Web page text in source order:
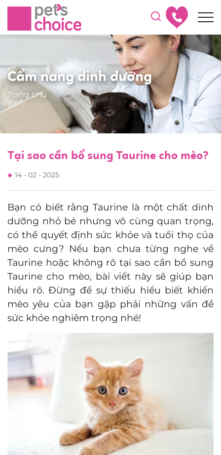
Cẩm nang dinh dưỡng
Trang chủ
Tại sao cần bổ sung Taurine cho mèo?
14 - 02 - 2025
Bạn có biết rằng Taurine là một chất dinh
dưỡng nhỏ bé nhưng vô cùng quan trọng,
có thể quyết định sức khỏe và tuổi thọ của
mèo cưng? Nếu bạn chưa từng nghe về
Taurine hoặc không rõ tại sao cần bổ sung
Taurine cho mèo, bài viết này sẽ giúp bạn
hiểu rõ. Đừng để sự thiếu hiểu biết khiến
mèo yêu của bạn gặp phải những vấn đề
sức khỏe nghiêm trọng nhé!